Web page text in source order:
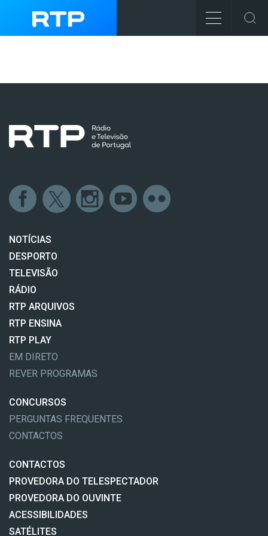
NOTÍCIAS
DESPORTO
TELEVISÃO
RÁDIO
RTP ARQUIVOS
RTP ENSINA
RTP PLAY
EM DIRETO
REVER PROGRAMAS
CONCURSOS
PERGUNTAS FREQUENTES
CONTACTOS
CONTACTOS
PROVEDORA DO TELESPECTADOR
PROVEDORA DO OUVINTE
ACESSIBILIDADES
SATÉLITES